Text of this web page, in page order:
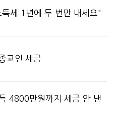
세 1년에 두 번만 내세요"
교인 세금
4800만원까지 세금 안 낸